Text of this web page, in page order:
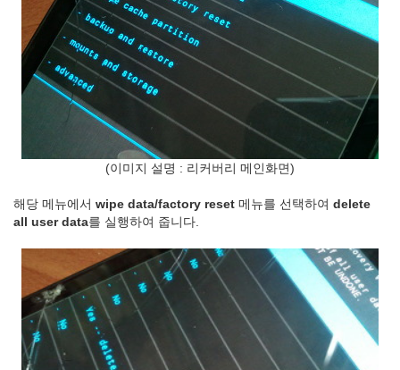
(이미지 설명 : 리커버리 메인화면)
해당 메뉴에서 wipe data/factory reset 메뉴를 선택하여 delete
all user data를 실행하여 줍니다.